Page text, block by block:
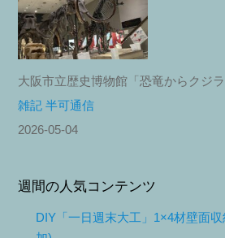
大阪市立歴史博物館「恐竜からクジラ
雑記 半可通信
2026-05-04
週間の人気コンテンツ
DIY「一日週末大工」1×4材壁面